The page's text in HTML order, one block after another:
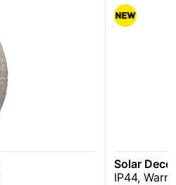
Solar
IP44,